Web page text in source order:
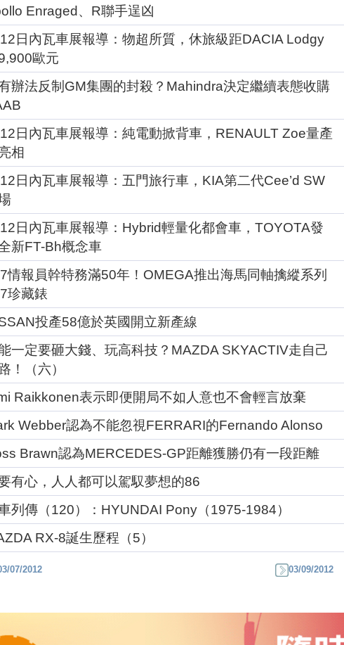
Enraged、R聯手逞凶
日內瓦車展報導：物超所質，休旅級距DACIA Lodgy
歐元
辦法反制GM集團的封殺？Mahindra決定繼續表態收購
日內瓦車展報導：純電動掀背車，RENAULT Zoe量產
相
日內瓦車展報導：五門旅行車，KIA第二代Cee’d SW
日內瓦車展報導：Hybrid輕量化都會車，TOYOTA發
新FT-Bh概念車
情報員幹特務滿50年！OMEGA推出海馬同軸擒縱系列
珍藏錶
投產58億於英國開立新產線
一定要砸大錢、玩高科技？MAZDA SKYACTIV走自己
！（六）
Raikkonen表示即便開局不如人意也不會輕言放棄
Webber認為不能忽視FERRARI的Fernando Alonso
Brawn認為MERCEDES-GP距離獲勝仍有一段距離
有心，人人都可以駕馭夢想的86
列傳（120）：HYUNDAI Pony（1975-1984）
RX-8誕生歷程（5）
07/2012 03/09/2012